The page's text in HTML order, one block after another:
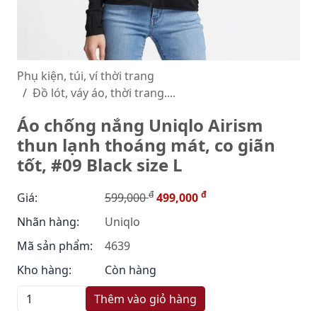
Phụ kiện, túi, ví thời trang
Đồ lót, váy áo, thời trang....
Áo chống nắng Uniqlo Airism
thun lạnh thoáng mát, co giãn
tốt, #09 Black size L
Giá: 599,000đ 499,000 đ
Nhãn hàng:
Uniqlo
Mã sản phẩm:
4639
Kho hàng:
Còn hàng
Thêm vào giỏ hàng